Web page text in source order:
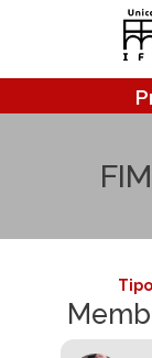
Pular para o